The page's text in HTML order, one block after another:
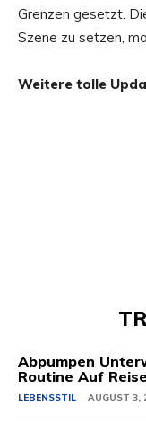
Grenzen gesetzt.
Szene zu setzen,
Weitere tolle
Abpumpen
Routine Auf
LEBENSSTIL AUGUST 3,